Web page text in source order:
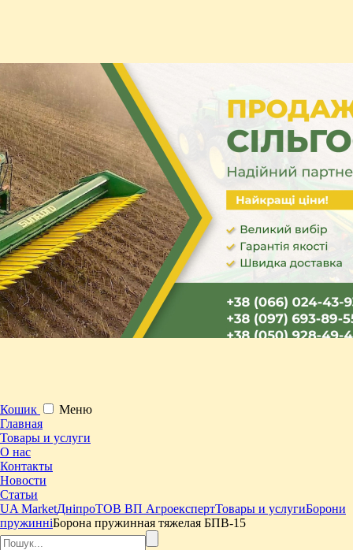
Кошик
Меню
Главная
Товары и услуги
О нас
Контакты
Новости
Статьи
UA MarketДніпроТОВ ВП АгроекспертТовары и услугиБорони
пружинніБорона пружинная тяжелая БПВ-15